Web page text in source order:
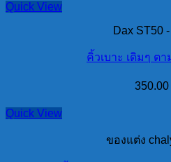
Quick View
Dax ST50
คิ้วเบาะ เดิมๆ ต
350.00
Quick View
ของแต่ง